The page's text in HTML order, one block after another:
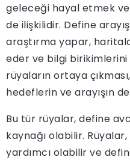
geleceği hayal etmek
de ilişkilidir. Define
araştırma yapar,
eder ve bilgi birikimlerini
rüyaların ortaya
hedeflerin ve arayışın
Bu tür rüyalar, define
kaynağı olabilir.
yardımcı olabilir ve